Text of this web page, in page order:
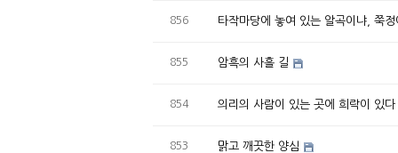
856 타작마당에 놓여 있는 알곡이냐, 쭉정
855 암흑의 사흘 길
854 의리의 사람이 있는 곳에 희락이 있다
853 맑고 깨끗한 양심